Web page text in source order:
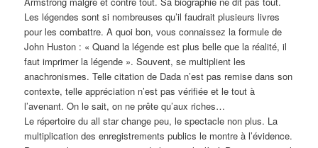
Les légendes sont si nombreuses qu’il faudrait plusieurs livres
pour les combattre. A quoi bon, vous connaissez la formule de
John Huston : « Quand la légende est plus belle que la réalité, il
faut imprimer la légende ». Souvent, se multiplient les
anachronismes. Telle citation de Dada n’est pas remise dans son
contexte, telle appréciation n’est pas vérifiée et le tout à
l’avenant. On le sait, on ne prête qu’aux riches…
Le répertoire du all star change peu, le spectacle non plus. La
multiplication des enregistrements publics le montre à l’évidence.